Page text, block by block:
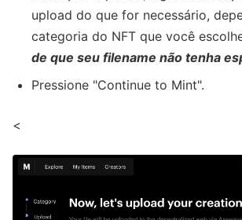
upload do que for necessário,
categoria do NFT que você
de que seu filename não tenha
Pressione "Continue to Mint".
<